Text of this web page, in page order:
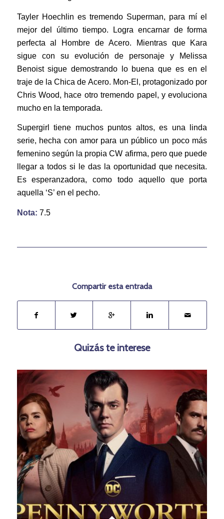
Tayler Hoechlin es tremendo Superman, para mí el
mejor del último tiempo. Logra encarnar de forma
perfecta al Hombre de Acero. Mientras que Kara
sigue con su evolución de personaje y Melissa
Benoist sigue demostrando lo buena que es en el
traje de la Chica de Acero. Mon-El, protagonizado por
Chris Wood, hace otro tremendo papel, y evoluciona
mucho en la temporada.
Supergirl tiene muchos puntos altos, es una linda
serie, hecha con amor para un público un poco más
femenino según la propia CW afirma, pero que puede
llegar a todos si le das la oportunidad que necesita.
Es esperanzadora, como todo aquello que porta
aquella ‘S’ en el pecho.
Nota: 7.5
Compartir esta entrada
Quizás te interese